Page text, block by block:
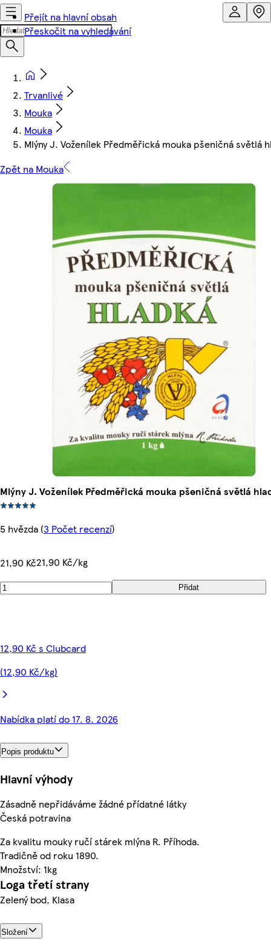
Přejít na hlavní obsah
Přeskočit na vyhledávání
Trvanlivé
Mouka
Mouka
Mlýny J. Voženílek Předměřická mouka pšeničná světlá
Zpět na Mouka
Mlýny J. Voženílek Předměřická mouka pšeničná světlá
5 hvězda (3 Počet recenzí)
21,90 Kč21,90 Kč/kg
Přidat
12,90 Kč s Clubcard
(12,90 Kč/kg)
Nabídka platí do 17. 8. 2026
Popis produktu
Hlavní výhody
Zásadně nepřidáváme žádné přídatné látky
Česká potravina
Za kvalitu mouky ručí stárek mlýna R. Příhoda.
Tradičně od roku 1890.
Množství: 1kg
Loga třetí strany
Zelený bod, Klasa
Složení